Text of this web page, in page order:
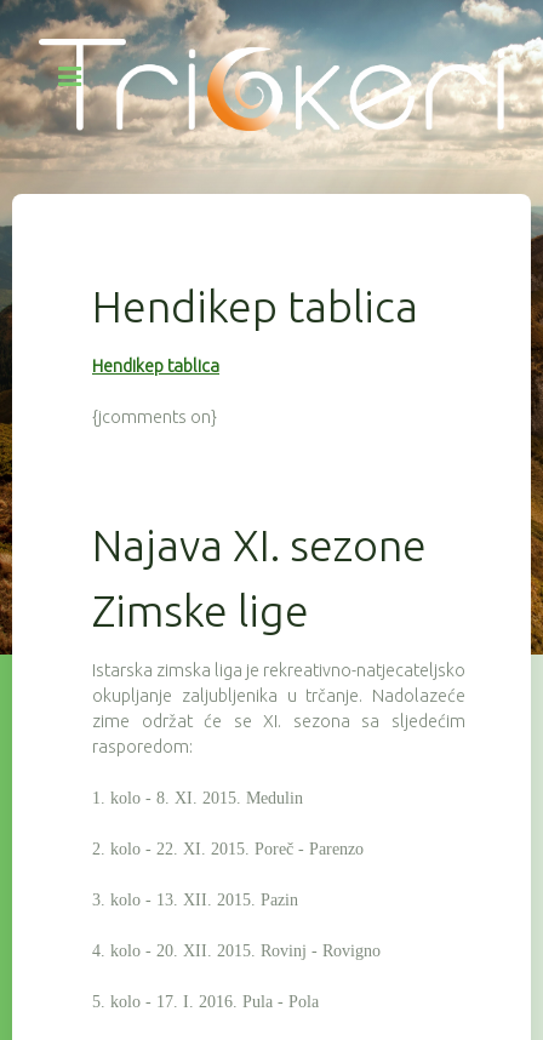
Hendikep tablica
Hendikep tablica
{jcomments on}
Najava XI. sezone
Zimske lige
Istarska zimska liga je rekreativno-natjecateljsko
okupljanje zaljubljenika u trčanje. Nadolazeće
zime održat će se XI. sezona sa sljedećim
rasporedom:
1. kolo - 8. XI. 2015. Medulin
2. kolo - 22. XI. 2015. Poreč - Parenzo
3. kolo - 13. XII. 2015. Pazin
4. kolo - 20. XII. 2015. Rovinj - Rovigno
5. kolo - 17. I. 2016. Pula - Pola